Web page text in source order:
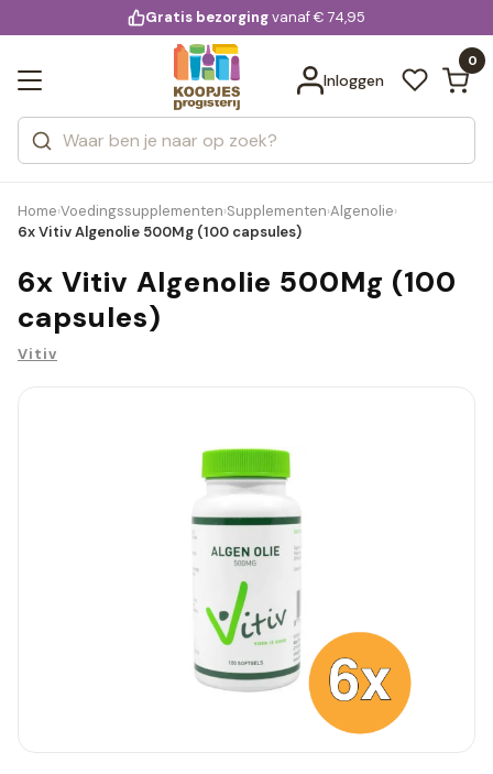
voor 20:00 uur besteld
Gratis bezorgingvanaf € 74,95
Inloggen
0
Zoeken
Categorieën
Merken
Bekijk alle resultaten
Home›Voedingssupplementen›Supplementen›Algenolie›
6x Vitiv Algenolie 500Mg (100 capsules)
6x Vitiv Algenolie 500Mg (100
capsules)
Vitiv